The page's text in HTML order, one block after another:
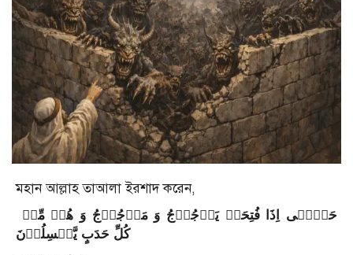
মহান আল্লাহ তাআলা ইরশাদ করেন,
كُلِّ حَدَبٍ یَّنۡسِلُوۡنَ